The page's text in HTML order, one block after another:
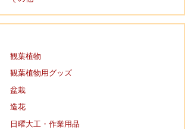
観葉植物
観葉植物用グッズ
盆栽
造花
日曜大工・作業用品